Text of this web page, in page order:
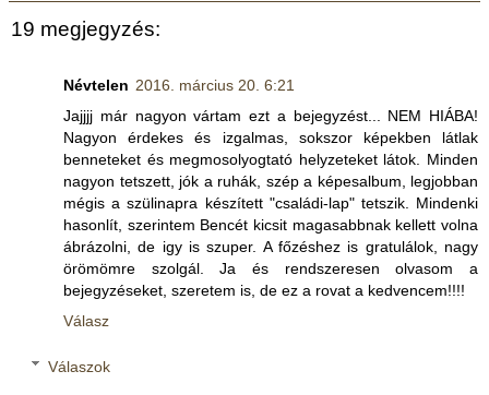
19 megjegyzés:
Névtelen 2016. március 20. 6:21
Jajjjj már nagyon vártam ezt a bejegyzést... NEM HIÁBA!
Nagyon érdekes és izgalmas, sokszor képekben látlak
benneteket és megmosolyogtató helyzeteket látok. Minden
nagyon tetszett, jók a ruhák, szép a képesalbum, legjobban
mégis a szülinapra készített "családi-lap" tetszik. Mindenki
hasonlít, szerintem Bencét kicsit magasabbnak kellett volna
ábrázolni, de igy is szuper. A főzéshez is gratulálok, nagy
örömömre szolgál. Ja és rendszeresen olvasom a
bejegyzéseket, szeretem is, de ez a rovat a kedvencem!!!!
Válasz
Válaszok